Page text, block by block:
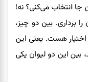
جا انتخاب می‌کنی؟ نه!
برداری. بین دو چیز،
اختیار هست. یعنی این
بین این دو لیوان یکی